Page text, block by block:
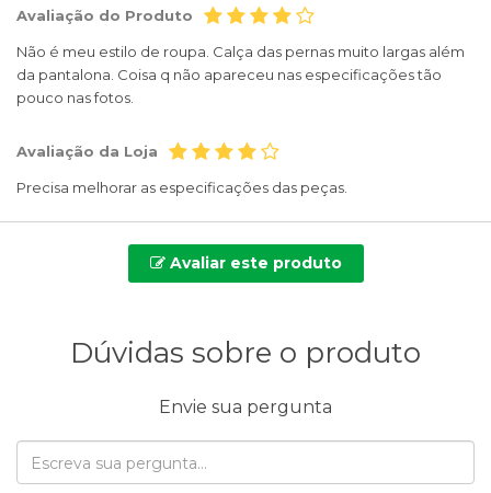
Avaliação do Produto
Não é meu estilo de roupa. Calça das pernas muito largas além
da pantalona. Coisa q não apareceu nas especificações tão
pouco nas fotos.
Avaliação da Loja
Precisa melhorar as especificações das peças.
Avaliar este produto
Dúvidas sobre o produto
Envie sua pergunta